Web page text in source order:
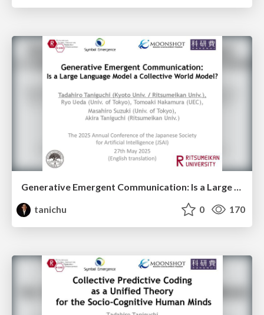
Generative Emergent Communication: Is a Large Language Model a Collective World Model?
tanichu
0 170